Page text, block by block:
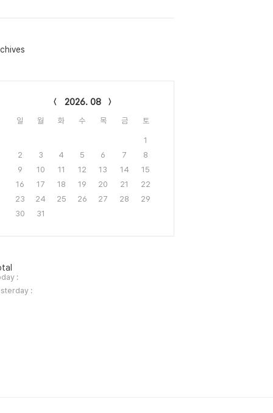
2026. 08
일 월 화 수 목 금 토
1
2
3 4 5 6 7
8
9
10 11 12 13 14
15
16
17 18 19 20 21
22
23
24 25 26 27 28
29
30
31
:
: